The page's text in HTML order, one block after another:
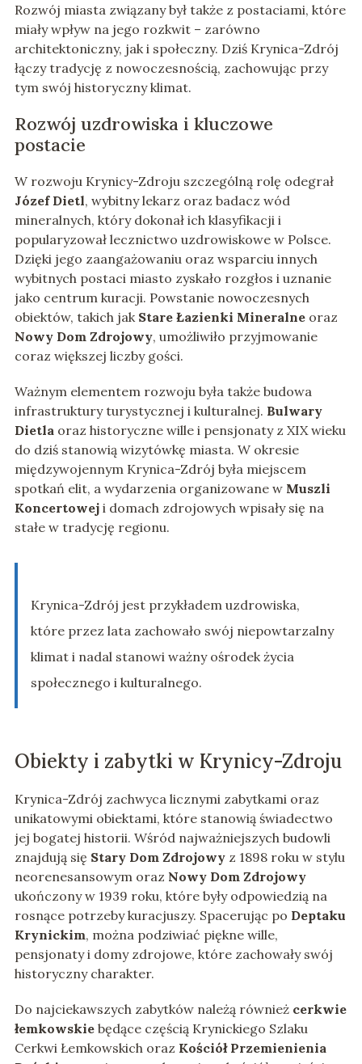
Rozwój miasta związany był także z postaciami, które
miały wpływ na jego rozkwit – zarówno
architektoniczny, jak i społeczny. Dziś Krynica-Zdrój
łączy tradycję z nowoczesnością, zachowując przy
tym swój historyczny klimat.
Rozwój uzdrowiska i kluczowe
postacie
W rozwoju Krynicy-Zdroju szczególną rolę odegrał
Józef Dietl, wybitny lekarz oraz badacz wód
mineralnych, który dokonał ich klasyfikacji i
popularyzował lecznictwo uzdrowiskowe w Polsce.
Dzięki jego zaangażowaniu oraz wsparciu innych
wybitnych postaci miasto zyskało rozgłos i uznanie
jako centrum kuracji. Powstanie nowoczesnych
obiektów, takich jak Stare Łazienki Mineralneoraz
Nowy Dom Zdrojowy, umożliwiło przyjmowanie
coraz większej liczby gości.
Ważnym elementem rozwoju była także budowa
infrastruktury turystycznej i kulturalnej. Bulwary
Dietlaoraz historyczne wille i pensjonaty z XIX wieku
do dziś stanowią wizytówkę miasta. W okresie
międzywojennym Krynica-Zdrój była miejscem
spotkań elit, a wydarzenia organizowane w Muszli
Koncertoweji domach zdrojowych wpisały się na
stałe w tradycję regionu.
Krynica-Zdrój jest przykładem uzdrowiska,
które przez lata zachowało swój niepowtarzalny
klimat i nadal stanowi ważny ośrodek życia
społecznego i kulturalnego.
Obiekty i zabytki w Krynicy-Zdroju
Krynica-Zdrój zachwyca licznymi zabytkami oraz
unikatowymi obiektami, które stanowią świadectwo
jej bogatej historii. Wśród najważniejszych budowli
znajdują się Stary Dom Zdrojowyz 1898 roku w stylu
neorenesansowym oraz Nowy Dom Zdrojowy
ukończony w 1939 roku, które były odpowiedzią na
rosnące potrzeby kuracjuszy. Spacerując po Deptaku
Krynickim, można podziwiać piękne wille,
pensjonaty i domy zdrojowe, które zachowały swój
historyczny charakter.
Do najciekawszych zabytków należą również cerkwie
łemkowskiebędące częścią Krynickiego Szlaku
Cerkwi Łemkowskich oraz Kościół Przemienienia